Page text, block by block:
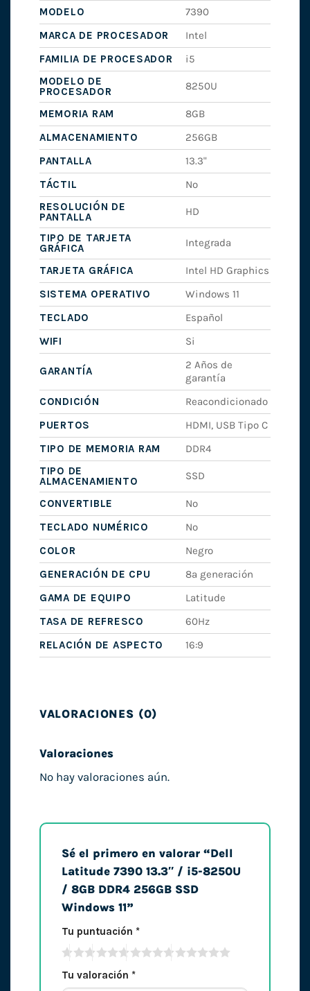
MODELO
7390
MARCA DE PROCESADOR
Intel
FAMILIA DE PROCESADOR
i5
MODELO DE
PROCESADOR
8250U
MEMORIA RAM
8GB
ALMACENAMIENTO
256GB
PANTALLA
13.3"
TÁCTIL
No
RESOLUCIÓN DE
PANTALLA
HD
TIPO DE TARJETA
GRÁFICA
Integrada
TARJETA GRÁFICA
Intel HD Graphics
SISTEMA OPERATIVO
Windows 11
TECLADO
Español
WIFI
Si
GARANTÍA
2 Años de
garantía
CONDICIÓN
Reacondicionado
PUERTOS
HDMI, USB Tipo C
TIPO DE MEMORIA RAM
DDR4
TIPO DE
ALMACENAMIENTO
SSD
CONVERTIBLE
No
TECLADO NUMÉRICO
No
COLOR
Negro
GENERACIÓN DE CPU
8ª generación
GAMA DE EQUIPO
Latitude
TASA DE REFRESCO
60Hz
RELACIÓN DE ASPECTO
16:9
VALORACIONES (0)
Valoraciones
No hay valoraciones aún.
Sé el primero en valorar “Dell
Latitude 7390 13.3″ / i5-8250U
/ 8GB DDR4 256GB SSD
Windows 11”
Tu puntuación *
Tu valoración *